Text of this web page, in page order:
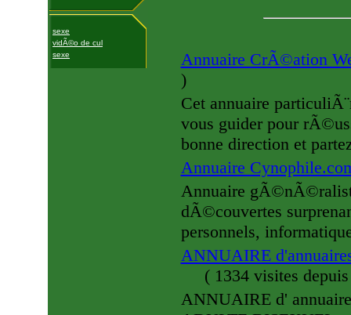
sexe
vidÃ©o de cul
sexe
Annuaire CrÃ©ation
)
Cet annuaire
vous guider pour
bonne direction et
Annuaire
Annuaire
dÃ©couvertes
personnels,
ANNUAIRE
(1334 visites
ANNUAIRE d'